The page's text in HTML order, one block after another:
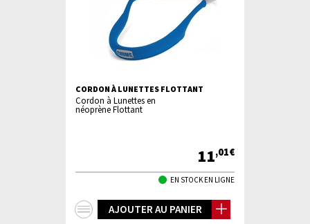
CORDON À LUNETTES FLOTTANT
Cordon à Lunettes en
néoprène Flottant
11,01€
EN STOCK EN LIGNE
AJOUTER AU PANIER